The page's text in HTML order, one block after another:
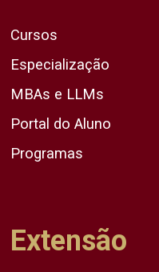
Cursos
Especialização
MBAs e LLMs
Portal do Aluno
Programas
Extensão